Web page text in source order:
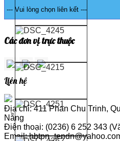
Các đơn vị trực thuộc
Liên hệ
Địa chỉ: 411 Phan Chu Trinh,
Nẵng
Điện thoại: (0236) 6 252 343
Email: